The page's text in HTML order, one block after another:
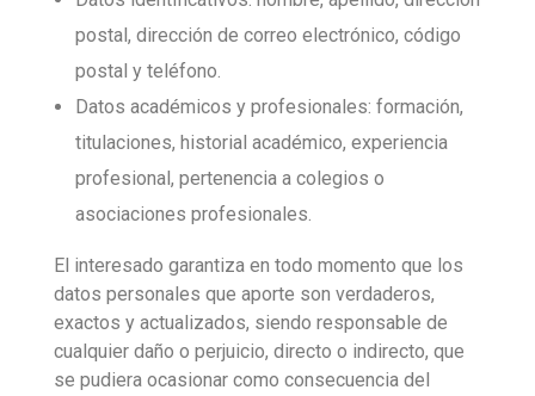
postal, dirección de correo electrónico, código
postal y teléfono.
Datos académicos y profesionales: formación,
titulaciones, historial académico, experiencia
profesional, pertenencia a colegios o
asociaciones profesionales.
El interesado garantiza en todo momento que los
datos personales que aporte son verdaderos,
exactos y actualizados, siendo responsable de
cualquier daño o perjuicio, directo o indirecto, que
se pudiera ocasionar como consecuencia del